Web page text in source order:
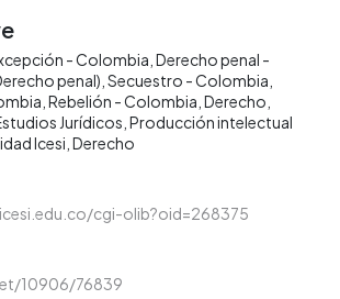
- Colombia Derecho penal -
penal) Secuestro - Colombia
Rebelión - Colombia Derecho
Jurídicos Producción intelectual
Icesi Derecho
cgi-olib?oid=268375
10906/76839